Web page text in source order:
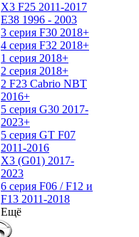
X3 F25 2011-2017
E38 1996 - 2003
3 серия F30 2018+
4 серия F32 2018+
1 серия 2018+
2 серия 2018+
2 F23 Cabrio NBT
2016+
5 серия G30 2017-
2023+
5 серия GT F07
2011-2016
X3 (G01) 2017-
2023
6 серия F06 / F12 и
F13 2011-2018
Ещё